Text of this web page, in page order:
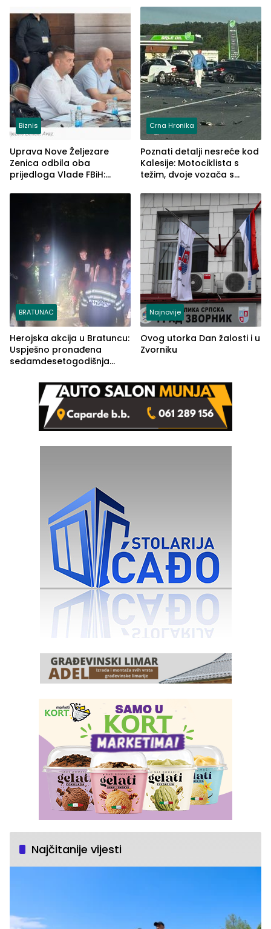
Biznis
Uprava Nove Željezare
Zenica odbila oba
prijedloga Vlade FBiH:
rješenje
Crna Hronika
Poznati detalji nesreće kod
Kalesije: Motociklista s
težim, dvoje vozača s
BRATUNAC
Herojska akcija u Bratuncu:
Uspješno pronađena
sedamdesetogodišnja
Kravice.
Najnovije
Ovog utorka Dan žalosti i u
Zvorniku
Najčitanije vijesti